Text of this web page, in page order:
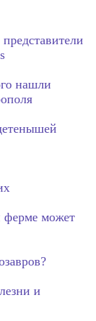
нашли
ферме может
и